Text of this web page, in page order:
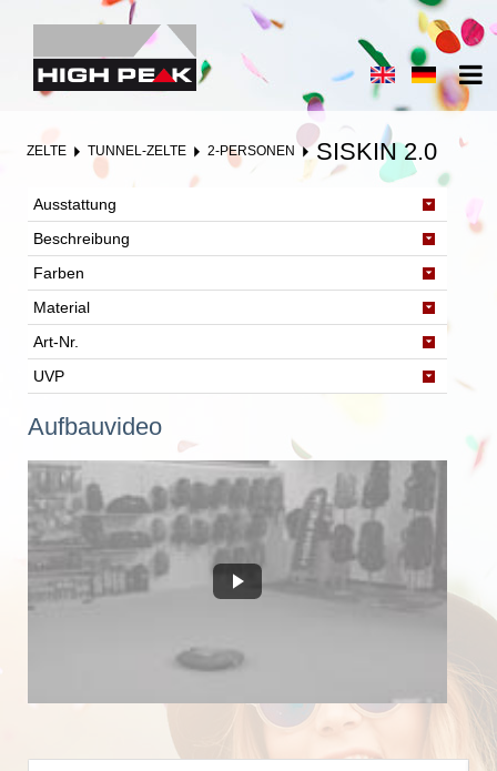
ZELTE TUNNEL-ZELTE 2-PERSONEN SISKIN 2.0
Ausstattung
Beschreibung
Farben
Material
Art-Nr.
UVP
Aufbauvideo